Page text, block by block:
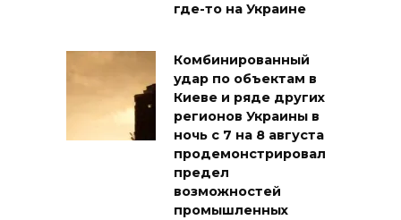
где-то на Украине
Комбинированный
удар по объектам в
Киеве и ряде других
регионов Украины в
ночь с 7 на 8 августа
продемонстрировал
предел
возможностей
промышленных